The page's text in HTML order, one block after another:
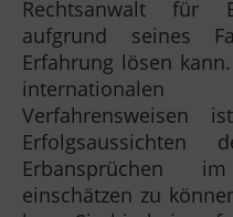
Rechtsanwalt für
aufgrund seines
Erfahrung lösen
internationalen
Verfahrensweisen
Erfolgsaussichten
Erbansprüchen
einschätzen zu